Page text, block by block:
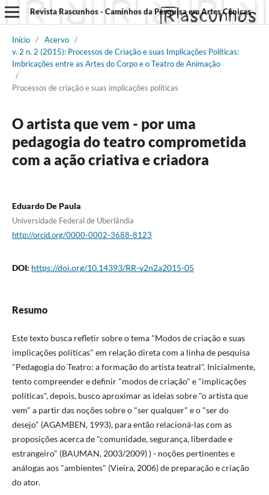
Revista Rascunhos - Caminhos da Pesquisa em Artes Cênicas
Início / Acervo /
v. 2 n. 2 (2015): Processos de Criação e suas Implicações Políticas:
Imbricações entre as Artes do Corpo e o Teatro de Animação
/
Processos de criação e suas implicações políticas
O artista que vem - por uma
pedagogia do teatro comprometida
com a ação criativa e criadora
Eduardo De Paula
Universidade Federal de Uberlândia
http://orcid.org/0000-0002-3688-8123
DOI: https://doi.org/10.14393/RR-v2n2a2015-05
Resumo
Este texto busca refletir sobre o tema "Modos de criação e suas
implicações políticas" em relação direta com a linha de pesquisa
"Pedagogia do Teatro: a formação do artista teatral". Inicialmente,
tento compreender e definir "modos de criação" e "implicações
políticas", depois, busco aproximar as ideias sobre "o artista que
vem" a partir das noções sobre o "ser qualquer" e o "ser do
desejo" (AGAMBEN, 1993), para então relacioná-las com as
proposições acerca de "comunidade, segurança, liberdade e
estrangeiro" (BAUMAN, 2003/2009) ) - noções pertinentes e
análogas aos "ambientes" (Vieira, 2006) de preparação e criação
do ator.